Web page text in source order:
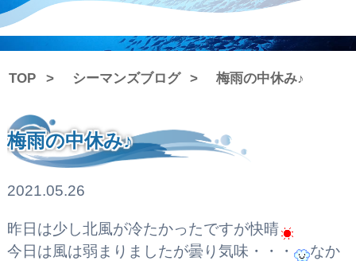
TOP シーマンズブログ 梅雨の中休み♪
梅雨の中休み♪
2021.05.26
昨日は少し北風が冷たかったですが快晴
今日は風は弱まりましたが曇り気味・・・
なか